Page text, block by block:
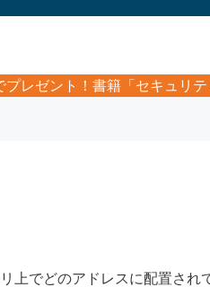
プレゼント！書籍「セキュリテ
上でどのアドレスに配置さ